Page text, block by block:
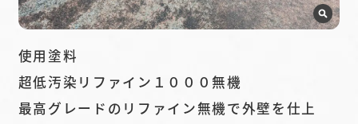
使用塗料
超低汚染リファイン１０００無機
最高グレードのリファイン無機で外壁を仕上